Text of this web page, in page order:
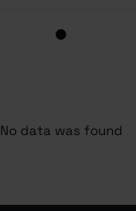
No data was found